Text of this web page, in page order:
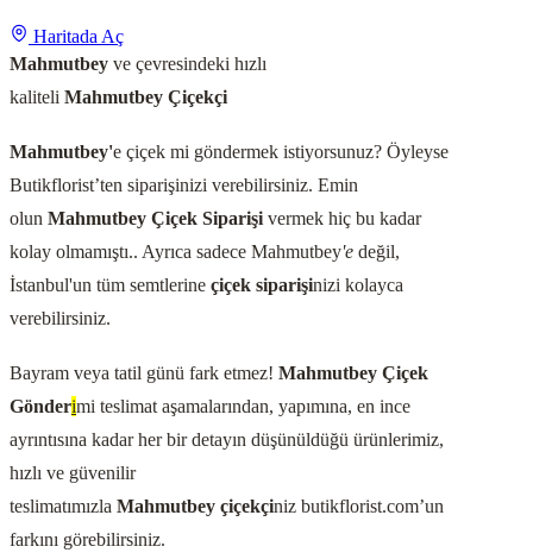
Haritada Aç
Mahmutbey ve çevresindeki hızlı
kaliteli Mahmutbey Çiçekçi
Mahmutbey'e çiçek mi göndermek istiyorsunuz? Öyleyse
Butikflorist’ten siparişinizi verebilirsiniz. Emin
olun Mahmutbey Çiçek Siparişi vermek hiç bu kadar
kolay olmamıştı.. Ayrıca sadece Mahmutbey'e değil,
İstanbul'un tüm semtlerine çiçek siparişinizi kolayca
verebilirsiniz.
Bayram veya tatil günü fark etmez! Mahmutbey Çiçek
Gönderimi teslimat aşamalarından, yapımına, en ince
ayrıntısına kadar her bir detayın düşünüldüğü ürünlerimiz,
hızlı ve güvenilir
teslimatımızla Mahmutbey çiçekçiniz butikflorist.com’un
farkını görebilirsiniz.